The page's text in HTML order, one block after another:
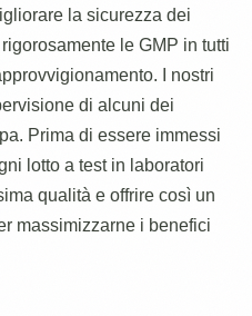
la sicurezza dei
le GMP in tutti
I nostri
di alcuni dei
Prima di essere immessi
lotto a test in laboratori
qualità e offrire così un
massimizzarne i benefici